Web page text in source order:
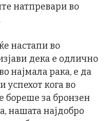
натпревари во
настапи во
дека е одлично
најмала рака, е да
успехот кога во
бореше за бронзен
нашата најдобро